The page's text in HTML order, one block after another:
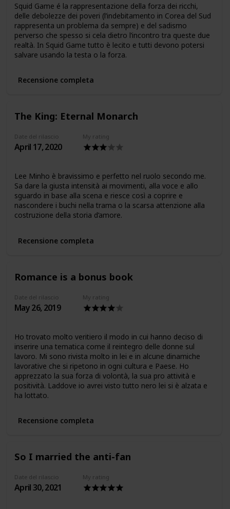
Squid Game é la rappresentazione della forza dei ricchi,
delle debolezze dei poveri (l’indebitamento in Corea del Sud
rappresenta un problema da sempre) e del sadismo
perverso che spesso si cela dietro l’incontro tra queste due
realtà. In Squid Game tutto è lecito e tutti devono potersi
salvare usando la testa o la forza.
Recensione completa
The King: Eternal Monarch
Date del rilascio
April 17, 2020
My rating
Lee Minho è bravissimo e perfetto nel ruolo secondo me.
Sa dare la giusta intensità ai movimenti, alla voce e allo
sguardo in base alla scena e riesce così a coprire e
nascondere i buchi nella trama o la scarsa attenzione alla
costruzione della storia d’amore.
Recensione completa
Romance is a bonus book
Date del rilascio
May 26, 2019
My rating
Ho trovato molto veritiero il modo in cui hanno deciso di
inserire una tematica come il reintegro delle donne sul
lavoro. Mi sono rivista molto in lei e in alcune dinamiche
lavorative che si ripetono in ogni cultura e Paese. Ho
apprezzato la sua forza di volontà, la sua pro attività e
positività. Laddove io avrei visto tutto nero lei si è alzata e
ha lottato.
Recensione completa
So I married the anti-fan
Date del rilascio
April 30, 2021
My rating